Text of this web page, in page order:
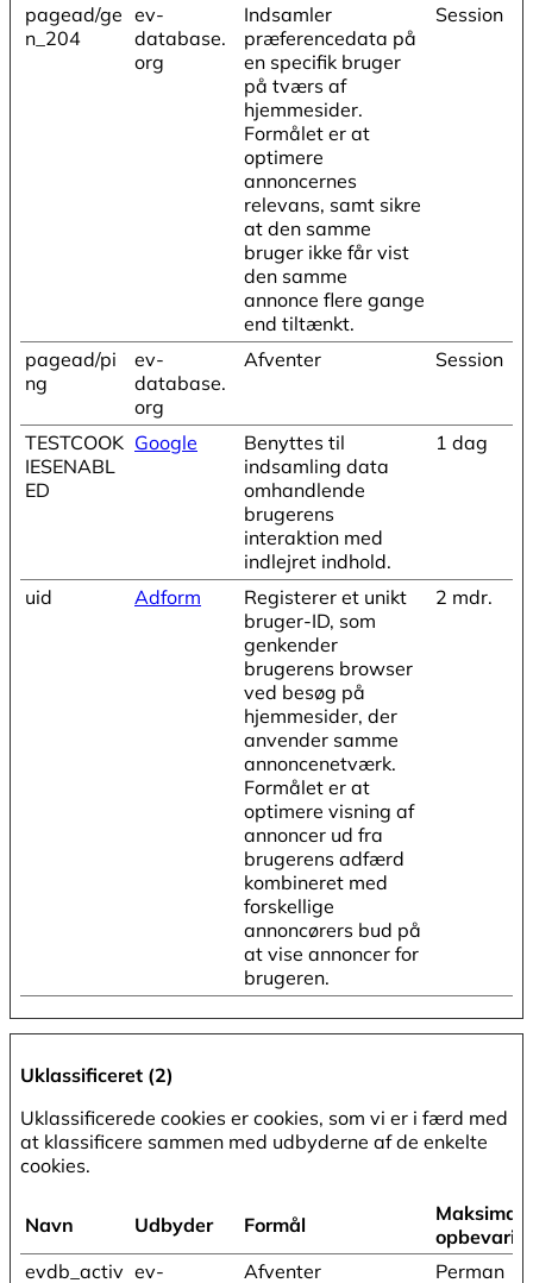
pagead/ge
n_204
ev-
database.
org
Indsamler
præferencedata på
en specifik bruger
på tværs af
hjemmesider.
Formålet er at
optimere
annoncernes
relevans, samt sikre
at den samme
bruger ikke får vist
den samme
annonce flere gange
end tiltænkt.
Session
pagead/pi
ng
ev-
database.
org
Afventer Session
TESTCOOK
IESENABL
ED
Google
Benyttes til
indsamling data
omhandlende
brugerens
interaktion med
indlejret indhold.
1 dag
uid Adform
Registerer et unikt
bruger-ID, som
genkender
brugerens browser
ved besøg på
hjemmesider, der
anvender samme
annoncenetværk.
Formålet er at
optimere visning af
annoncer ud fra
brugerens adfærd
kombineret med
forskellige
annoncørers bud på
at vise annoncer for
brugeren.
2 mdr.
Uklassificeret (2)
Uklassificerede cookies er cookies, som vi er i færd med
at klassificere sammen med udbyderne af de enkelte
cookies.
Navn Udbyder Formål
Maksimal
evdb_activ ev-
Afventer
Perman